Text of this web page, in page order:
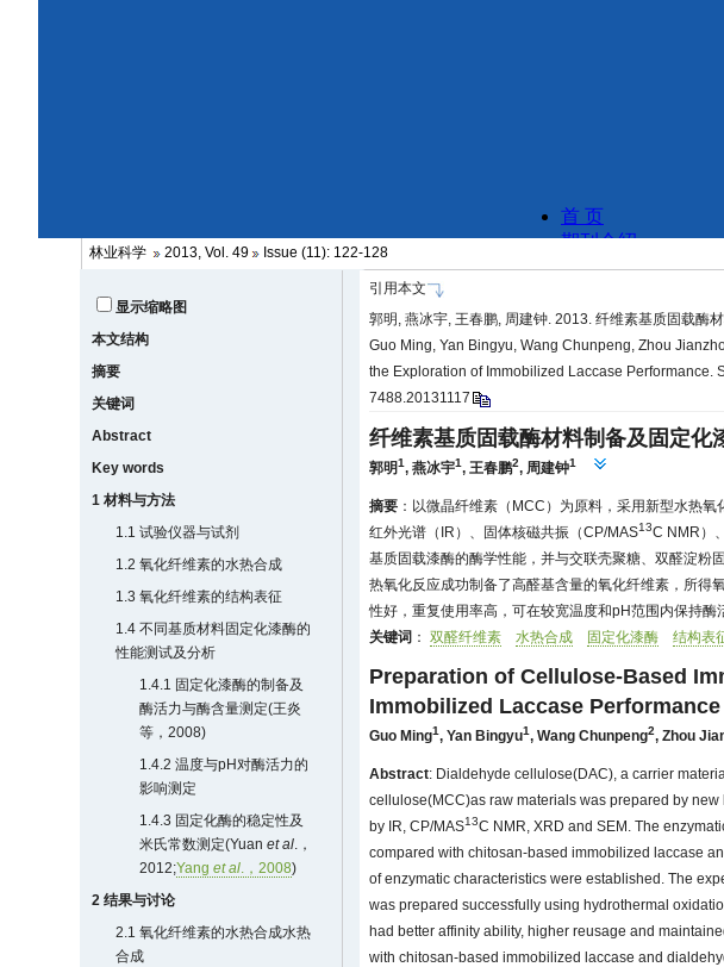
林业科学 2013, Vol. 49 Issue (11): 122-128
显示缩略图
本文结构
摘要
关键词
Abstract
Key words
1 材料与方法
1.1 试验仪器与试剂
1.2 氧化纤维素的水热合成
1.3 氧化纤维素的结构表征
1.4 不同基质材料固定化漆酶的
性能测试及分析
1.4.1 固定化漆酶的制备及
酶活力与酶含量测定(王炎
等，2008)
1.4.2 温度与pH对酶活力的
影响测定
1.4.3 固定化酶的稳定性及
米氏常数测定(Yuanet al.，
2012;Yanget al.，2008)
2 结果与讨论
2.1 氧化纤维素的水热合成水热
合成
引用本文
郭明, 燕冰宇, 王春鹏, 周建钟. 2013. 纤维素基质固载酶
Guo Ming, Yan Bingyu, Wang Chunpeng, Zhou
the Exploration of Immobilized Laccase
7488.20131117
纤维素基质固载酶材料制备及固定化
郭明1 ,燕冰宇1 ,王春鹏2, 周建钟1
摘要 ：以微晶纤维素（MCC）为原料，采用新型水热
红外光谱（IR）、固体核磁共振（CP/MAS13C NMR）
基质固载漆酶的酶学性能，并与交联壳聚糖、双醛淀粉
热氧化反应成功制备了高醛基含量的氧化纤维素，所得
性好，重复使用率高，可在较宽温度和pH范围内保持酶
关键词 ：双醛纤维素 水热合成 固定化漆酶 结构表
Preparation of Cellulose-Based
Immobilized Laccase Performance
Guo Ming1 ,Yan Bingyu1 ,Wang Chunpeng2,Zhou
Abstract: Dialdehyde cellulose(DAC), a carrier
cellulose(MCC)as raw materials was prepared by
by IR, CP/MAS13C NMR, XRD and SEM. The
compared with chitosan-based immobilized laccase
of enzymatic characteristics were established. The
was prepared successfully using hydrothermal
had better affinity ability, higher reusage and
with chitosan-based immobilized laccase and